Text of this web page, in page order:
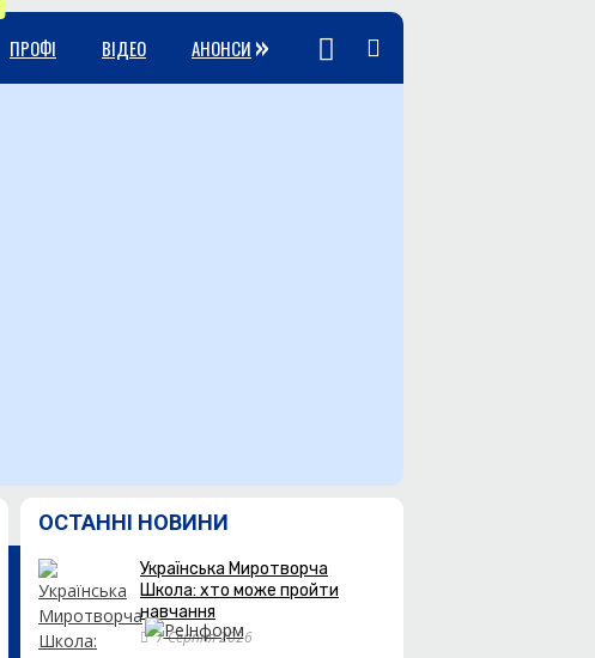
ПРОФІ ВІДЕО АНОНСИ »
ОСТАННІ НОВИНИ
Українська Миротворча
Школа: хто може пройти
навчання
7 Серпня 2026